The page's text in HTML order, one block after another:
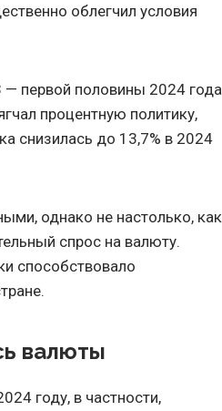
облегчил условия
— первой половины 2024 года
процентную политику,
снизилась до 13,7% в 2024
однако не настолько, как
спрос на валюту.
способствовало
валюты
году, в частности,